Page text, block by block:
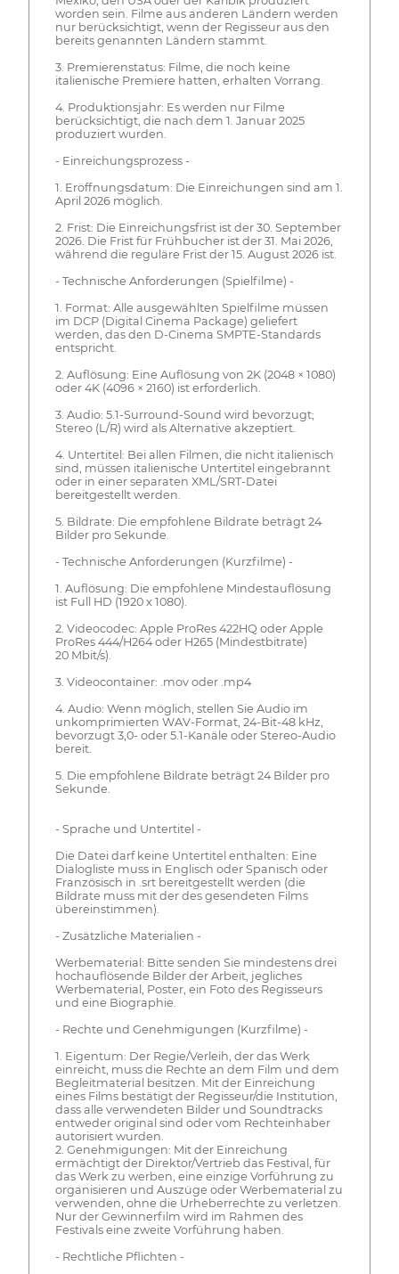
worden sein. Filme aus anderen Ländern werden
nur berücksichtigt, wenn der Regisseur aus den
bereits genannten Ländern stammt.
3. Premierenstatus: Filme, die noch keine
italienische Premiere hatten, erhalten Vorrang.
4. Produktionsjahr: Es werden nur Filme
berücksichtigt, die nach dem 1. Januar 2025
produziert wurden.
- Einreichungsprozess -
1. Eröffnungsdatum: Die Einreichungen sind am 1.
April 2026 möglich.
2. Frist: Die Einreichungsfrist ist der 30. September
2026. Die Frist für Frühbucher ist der 31. Mai 2026,
während die reguläre Frist der 15. August 2026 ist.
- Technische Anforderungen (Spielfilme) -
1. Format: Alle ausgewählten Spielfilme müssen
im DCP (Digital Cinema Package) geliefert
werden, das den D-Cinema SMPTE-Standards
entspricht.
2. Auflösung: Eine Auflösung von 2K (2048 × 1080)
oder 4K (4096 × 2160) ist erforderlich.
3. Audio: 5.1-Surround-Sound wird bevorzugt;
Stereo (L/R) wird als Alternative akzeptiert.
4. Untertitel: Bei allen Filmen, die nicht italienisch
sind, müssen italienische Untertitel eingebrannt
oder in einer separaten XML/SRT-Datei
bereitgestellt werden.
5. Bildrate: Die empfohlene Bildrate beträgt 24
Bilder pro Sekunde.
- Technische Anforderungen (Kurzfilme) -
1. Auflösung: Die empfohlene Mindestauflösung
ist Full HD (1920 x 1080).
2. Videocodec: Apple ProRes 422HQ oder Apple
ProRes 444/H264 oder H265 (Mindestbitrate)
20 Mbit/s).
3. Videocontainer: .mov oder .mp4
4. Audio: Wenn möglich, stellen Sie Audio im
unkomprimierten WAV-Format, 24-Bit-48 kHz,
bevorzugt 3,0- oder 5.1-Kanäle oder Stereo-Audio
bereit.
5. Die empfohlene Bildrate beträgt 24 Bilder pro
Sekunde.
- Sprache und Untertitel -
Die Datei darf keine Untertitel enthalten: Eine
Dialogliste muss in Englisch oder Spanisch oder
Französisch in .srt bereitgestellt werden (die
Bildrate muss mit der des gesendeten Films
übereinstimmen).
- Zusätzliche Materialien -
Werbematerial: Bitte senden Sie mindestens drei
hochauflösende Bilder der Arbeit, jegliches
Werbematerial, Poster, ein Foto des Regisseurs
und eine Biographie.
- Rechte und Genehmigungen (Kurzfilme) -
1. Eigentum: Der Regie/Verleih, der das Werk
einreicht, muss die Rechte an dem Film und dem
Begleitmaterial besitzen. Mit der Einreichung
eines Films bestätigt der Regisseur/die Institution,
dass alle verwendeten Bilder und Soundtracks
entweder original sind oder vom Rechteinhaber
autorisiert wurden.
2. Genehmigungen: Mit der Einreichung
ermächtigt der Direktor/Vertrieb das Festival, für
das Werk zu werben, eine einzige Vorführung zu
organisieren und Auszüge oder Werbematerial zu
verwenden, ohne die Urheberrechte zu verletzen.
Nur der Gewinnerfilm wird im Rahmen des
Festivals eine zweite Vorführung haben.
- Rechtliche Pflichten -